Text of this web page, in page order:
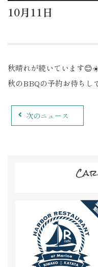
10月11日
秋晴れが続いています
秋のBBQの予約お待ちし
次のニュース